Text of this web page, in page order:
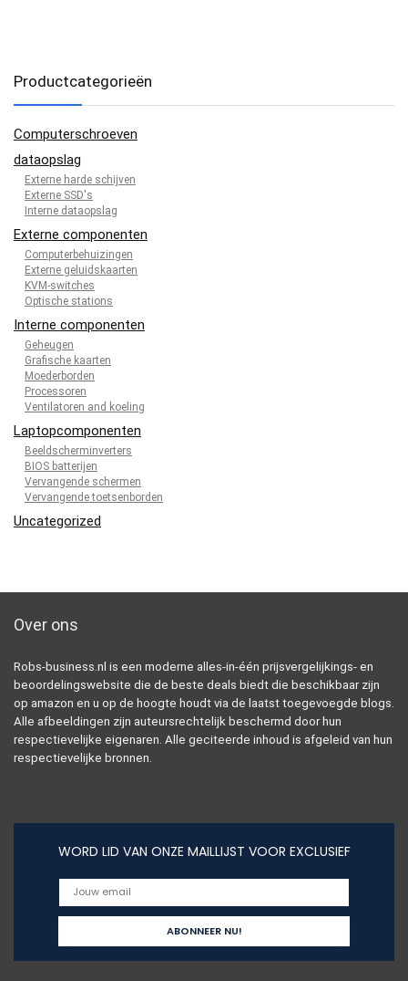
Productcategorieën
Computerschroeven
dataopslag
Externe harde schijven
Externe SSD's
Interne dataopslag
Externe componenten
Computerbehuizingen
Externe geluidskaarten
KVM-switches
Optische stations
Interne componenten
Geheugen
Grafische kaarten
Moederborden
Processoren
Ventilatoren and koeling
Laptopcomponenten
Beeldscherminverters
BIOS batterijen
Vervangende schermen
Vervangende toetsenborden
Uncategorized
Over ons
Robs-business.nl is een moderne alles-in-één prijsvergelijkings- en
beoordelingswebsite die de beste deals biedt die beschikbaar zijn
op amazon en u op de hoogte houdt via de laatst toegevoegde blogs.
Alle afbeeldingen zijn auteursrechtelijk beschermd door hun
respectievelijke eigenaren. Alle geciteerde inhoud is afgeleid van hun
respectievelijke bronnen.
WORD LID VAN ONZE MAILLIJST VOOR EXCLUSIEF